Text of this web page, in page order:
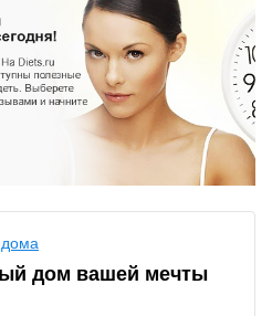
дом вашей мечты